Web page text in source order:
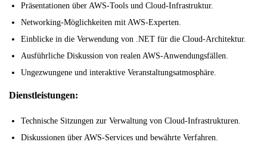
Präsentationen über AWS-Tools und Cloud-Infrastruktur.
Networking-Möglichkeiten mit AWS-Experten.
Einblicke in die Verwendung von .NET für die Cloud-Architektur.
Ausführliche Diskussion von realen AWS-Anwendungsfällen.
Ungezwungene und interaktive Veranstaltungsatmosphäre.
Dienstleistungen:
Technische Sitzungen zur Verwaltung von Cloud-Infrastrukturen.
Diskussionen über AWS-Services und bewährte Verfahren.